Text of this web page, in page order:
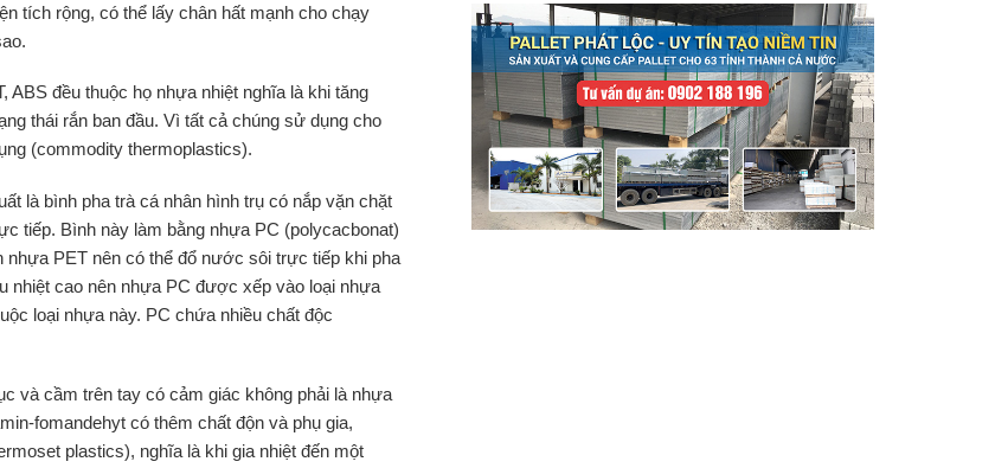
tích rộng, có thể lấy chân hất mạnh cho chạy
ABS đều thuộc họ nhựa nhiệt nghĩa là khi tăng
thái rắn ban đầu. Vì tất cả chúng sử dụng cho
(commodity thermoplastics).
là bình pha trà cá nhân hình trụ có nắp vặn chặt
tiếp. Bình này làm bằng nhựa PC (polycacbonat)
PET nên có thể đổ nước sôi trực tiếp khi pha
nhiệt cao nên nhựa PC được xếp vào loại nhựa
loại nhựa này. PC chứa nhiều chất độc
và cầm trên tay có cảm giác không phải là nhựa
fomandehyt có thêm chất độn và phụ gia,
plastics), nghĩa là khi gia nhiệt đến một